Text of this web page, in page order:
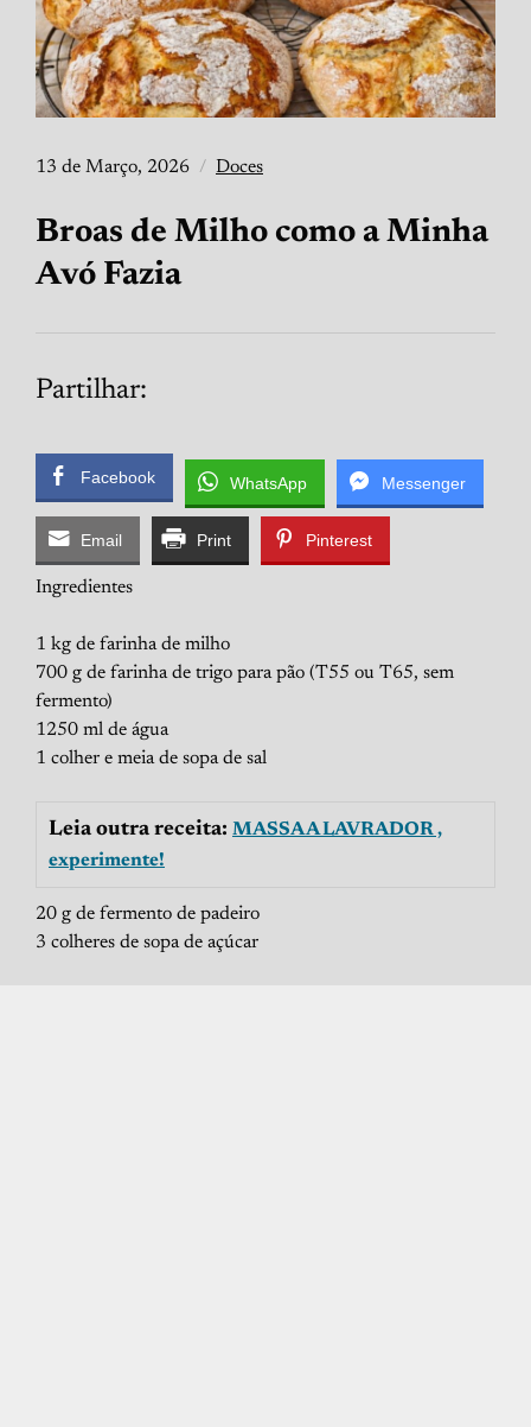
13 de Março, 2026 Doces
Broas de Milho como a Minha
Avó Fazia
Partilhar:
Facebook WhatsApp Messenger
Email Print Pinterest
Ingredientes
1 kg de farinha de milho
700 g de farinha de trigo para pão (T55 ou T65, sem
fermento)
1250 ml de água
1 colher e meia de sopa de sal
Leia outra receita: MASSA A LAVRADOR ,
experimente!
20 g de fermento de padeiro
3 colheres de sopa de açúcar